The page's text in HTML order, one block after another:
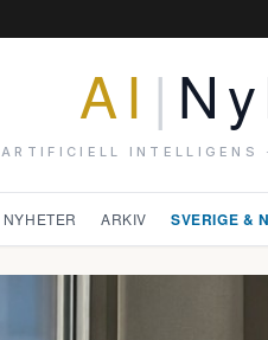
AI |
ARTIFICIELL INTELLIGENS
NYHETER ARKIV SVERIGE &